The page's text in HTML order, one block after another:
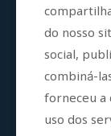
Receba
do nosso
social,
combiná-
forneceu a
uso dos